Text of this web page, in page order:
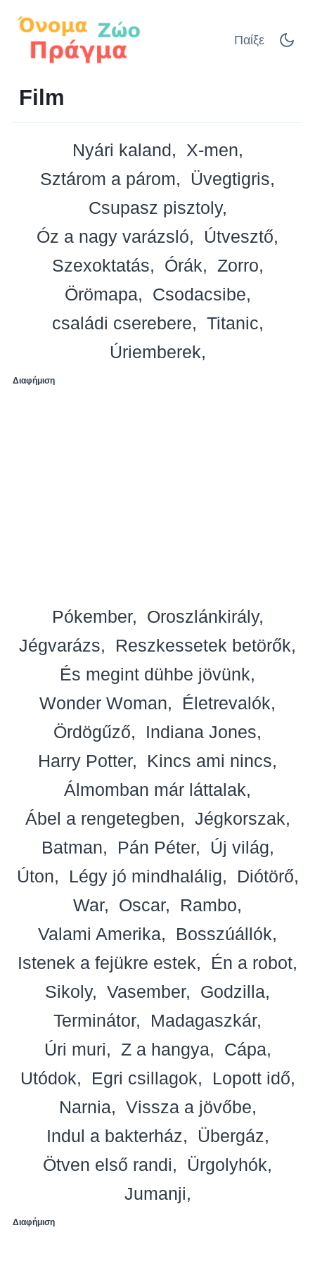
Παίξε
Film
Nyári kaland
X-men
Sztárom a párom
Üvegtigris
Csupasz pisztoly
Óz a nagy varázsló
Útvesztő
Szexoktatás
Órák
Zorro
Örömapa
Csodacsibe
családi cserebere
Titanic
Úriemberek
Διαφήμιση
Pókember
Oroszlánkirály
Jégvarázs
Reszkessetek betörők
És megint dühbe jövünk
Wonder Woman
Életrevalók
Ördögűző
Indiana Jones
Harry Potter
Kincs ami nincs
Álmomban már láttalak
Ábel a rengetegben
Jégkorszak
Batman
Pán Péter
Új világ
Úton
Légy jó mindhalálig
Diótörő
War
Oscar
Rambo
Valami Amerika
Bosszúállók
Istenek a fejükre estek
Én a robot
Sikoly
Vasember
Godzilla
Terminátor
Madagaszkár
Úri muri
Z a hangya
Cápa
Utódok
Egri csillagok
Lopott idő
Narnia
Vissza a jövőbe
Indul a bakterház
Übergáz
Ötven első randi
Ürgolyhók
Jumanji
Διαφήμιση